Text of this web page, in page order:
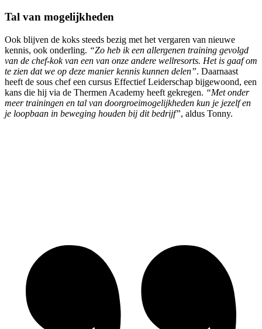
Tal van mogelijkheden
Ook blijven de koks steeds bezig met het vergaren van nieuwe
kennis, ook onderling. “Zo heb ik een allergenen training gevolgd
van de chef-kok van een van onze andere wellresorts. Het is gaaf om
te zien dat we op deze manier kennis kunnen delen”. Daarnaast
heeft de sous chef een cursus Effectief Leiderschap bijgewoond, een
kans die hij via de Thermen Academy heeft gekregen. “Met onder
meer trainingen en tal van doorgroeimogelijkheden kun je jezelf en
je loopbaan in beweging houden bij dit bedrijf”, aldus Tonny.